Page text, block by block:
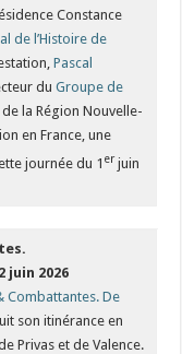
Constance
de l’Histoire de
Pascal
duGroupe de
de la Région Nouvelle-
en France, une
journée du 1 erjuin
juin 2026
Combattantes. De
son itinérance en
Privas et de Valence.